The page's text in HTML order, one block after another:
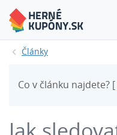
Články
Co v článku najdete? [